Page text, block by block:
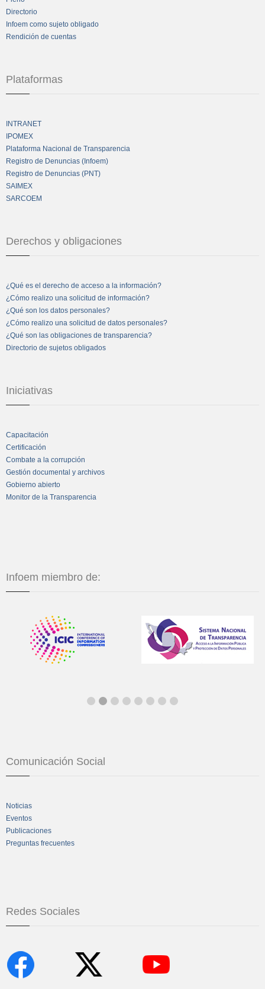
Directorio
Infoem como sujeto obligado
Rendición de cuentas
Plataformas
INTRANET
IPOMEX
Plataforma Nacional de Transparencia
Registro de Denuncias (Infoem)
Registro de Denuncias (PNT)
SAIMEX
SARCOEM
Derechos y obligaciones
¿Qué es el derecho de acceso a la información?
¿Cómo realizo una solicitud de información?
¿Qué son los datos personales?
¿Cómo realizo una solicitud de datos personales?
¿Qué son las obligaciones de transparencia?
Directorio de sujetos obligados
Iniciativas
Capacitación
Certificación
Combate a la corrupción
Gestión documental y archivos
Gobierno abierto
Monitor de la Transparencia
Infoem miembro de:
Comunicación Social
Noticias
Eventos
Publicaciones
Preguntas frecuentes
Redes Sociales